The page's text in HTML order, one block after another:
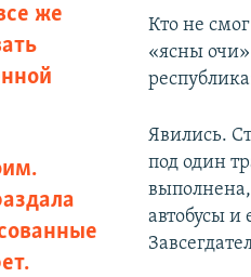
же
Кто не
«ясны
Явились.
под один
автобусы и